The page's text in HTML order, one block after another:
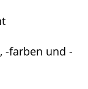
-farben und -